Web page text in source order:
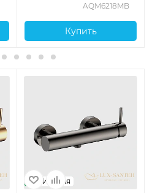
AQM6218MB
Купить
Италия